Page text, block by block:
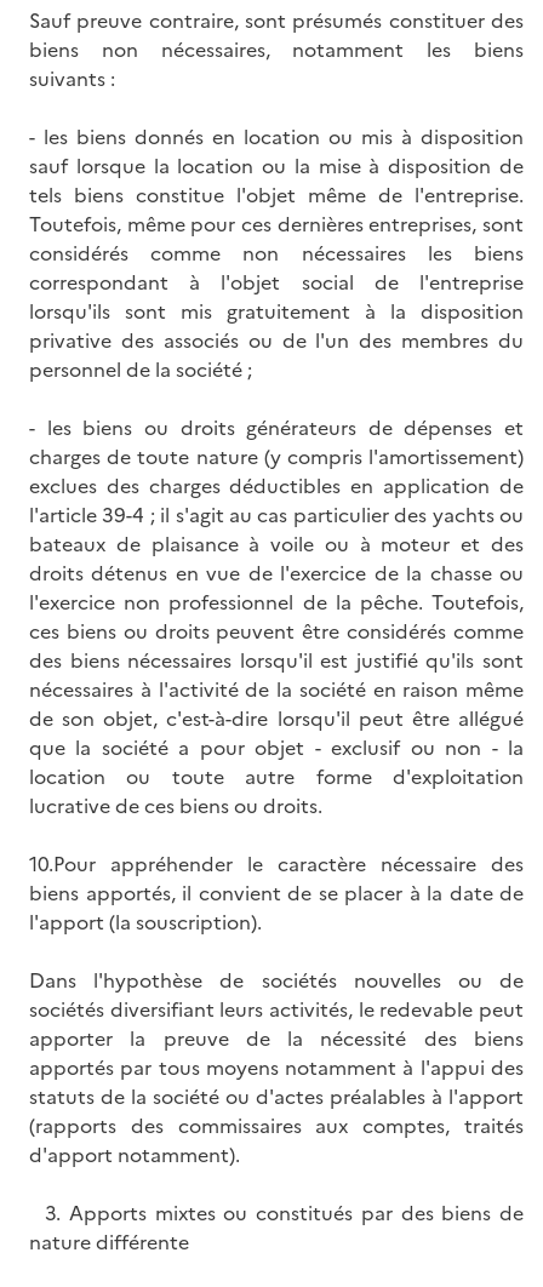
Sauf preuve contraire, sont présumés constituer des
biens non nécessaires, notamment les biens
suivants :
- les biens donnés en location ou mis à disposition
sauf lorsque la location ou la mise à disposition de
tels biens constitue l'objet même de l'entreprise.
Toutefois, même pour ces dernières entreprises, sont
considérés comme non nécessaires les biens
correspondant à l'objet social de l'entreprise
lorsqu'ils sont mis gratuitement à la disposition
privative des associés ou de l'un des membres du
personnel de la société ;
- les biens ou droits générateurs de dépenses et
charges de toute nature (y compris l'amortissement)
exclues des charges déductibles en application de
l'article 39-4 ; il s'agit au cas particulier des yachts ou
bateaux de plaisance à voile ou à moteur et des
droits détenus en vue de l'exercice de la chasse ou
l'exercice non professionnel de la pêche. Toutefois,
ces biens ou droits peuvent être considérés comme
des biens nécessaires lorsqu'il est justifié qu'ils sont
nécessaires à l'activité de la société en raison même
de son objet, c'est-à-dire lorsqu'il peut être allégué
que la société a pour objet - exclusif ou non - la
location ou toute autre forme d'exploitation
lucrative de ces biens ou droits.
10.Pour appréhender le caractère nécessaire des
biens apportés, il convient de se placer à la date de
l'apport (la souscription).
Dans l'hypothèse de sociétés nouvelles ou de
sociétés diversifiant leurs activités, le redevable peut
apporter la preuve de la nécessité des biens
apportés par tous moyens notamment à l'appui des
statuts de la société ou d'actes préalables à l'apport
(rapports des commissaires aux comptes, traités
d'apport notamment).
3. Apports mixtes ou constitués par des biens de
nature différente